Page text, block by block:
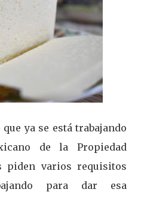
ya se está trabajando
de la Propiedad
piden varios requisitos
para dar esa